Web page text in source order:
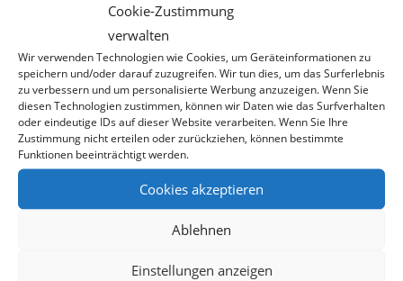
Cookie-Zustimmung
verwalten
Wir verwenden Technologien wie Cookies, um Geräteinformationen zu
speichern und/oder darauf zuzugreifen. Wir tun dies, um das Surferlebnis
zu verbessern und um personalisierte Werbung anzuzeigen. Wenn Sie
diesen Technologien zustimmen, können wir Daten wie das Surfverhalten
oder eindeutige IDs auf dieser Website verarbeiten. Wenn Sie Ihre
Zustimmung nicht erteilen oder zurückziehen, können bestimmte
Funktionen beeinträchtigt werden.
Cookies akzeptieren
Ablehnen
Einstellungen anzeigen
Augenbrauen zupfen………………7€
Augenbrauen färben…
Wimpern färben………………………11€
Strähnen
Highlights Strähnen……………………….ab 26€
Ganzer Kopf………………………………….ab 70€
Balayage ………………………………………ab 90€
*Längenzuschlag (Lang)……………………15€